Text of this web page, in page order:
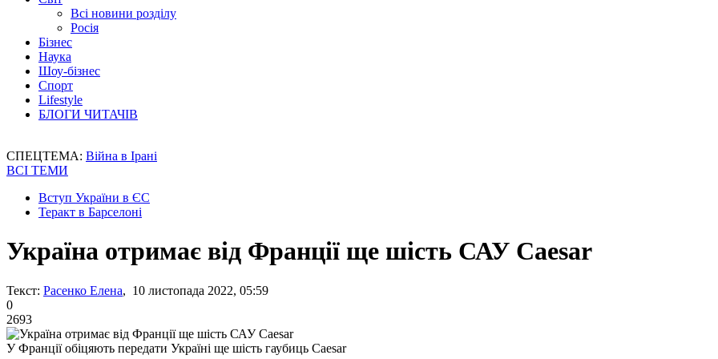
Всі новини розділу
Росія
Бізнес
Наука
Шоу-бізнес
Спорт
Lifestyle
БЛОГИ ЧИТАЧІВ
СПЕЦТЕМА: Війна в Ірані
ВСІ ТЕМИ
Вступ України в ЄС
Теракт в Барселоні
Україна отримає від Франції ще шість САУ Caesar
Текст: Расенко Елена, 10 листопада 2022, 05:59
0
2693
У Франції обіцяють передати Україні ще шість гаубиць Caesar